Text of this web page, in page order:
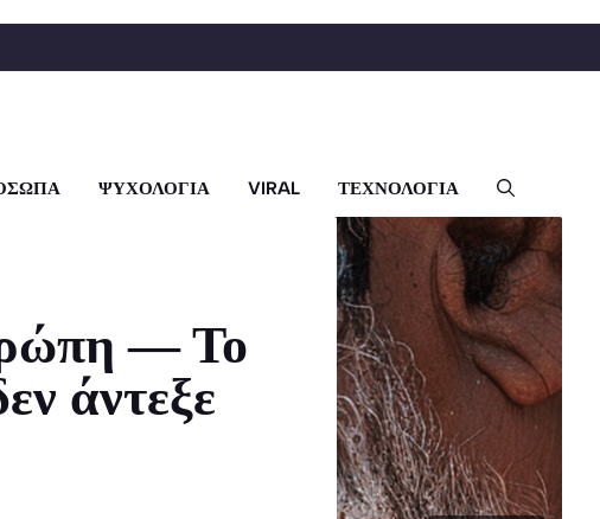
ΨΥΧΟΛΟΓΙΑ VIRAL ΤΕΧΝΟΛΟΓΙΑ
— Το
άντεξε